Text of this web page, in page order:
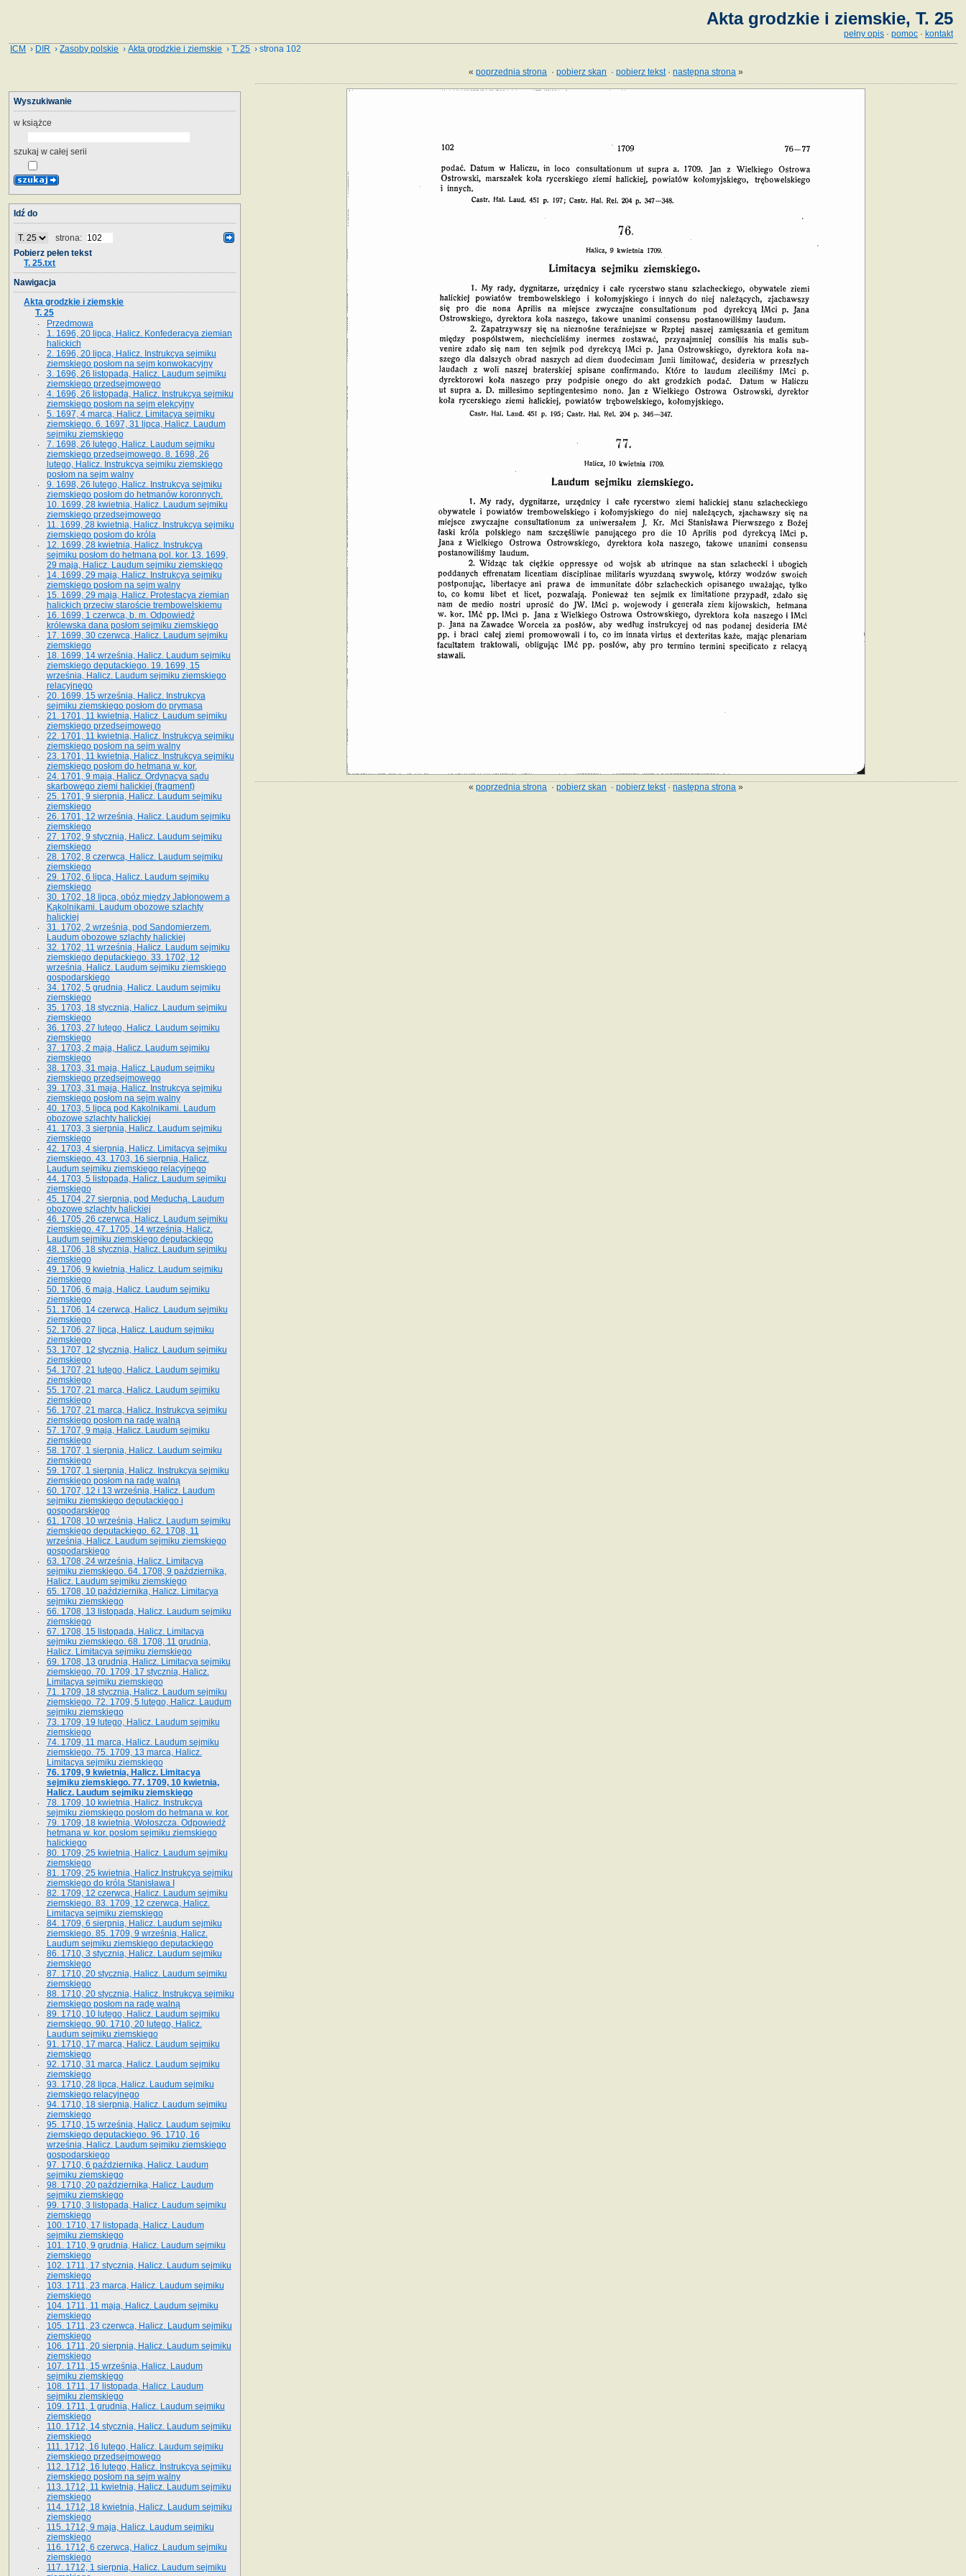
Akta grodzkie i ziemskie, T. 25
pełny opis · pomoc · kontakt
ICM › DIR ›Zasoby polskie ›Akta grodzkie i ziemskie ›T. 25 › strona 102
«poprzednia strona ·pobierz skan ·pobierz tekst·następna strona »
«poprzednia strona ·pobierz skan ·pobierz tekst·następna strona »
Wyszukiwanie
w książce
szukaj w całej serii
Idź do
strona:
Pobierz pełen tekst
T. 25.txt
Nawigacja
Akta grodzkie i ziemskie
T. 25
Przedmowa
1. 1696, 20 lipca, Halicz. Konfederacya ziemian
halickich
2. 1696, 20 lipca, Halicz. Instrukcya sejmiku
ziemskiego posłom na sejm konwokacyjny
3. 1696, 26 listopada, Halicz. Laudum sejmiku
ziemskiego przedsejmowego
4. 1696, 26 listopada, Halicz. Instrukcya sejmiku
ziemskiego posłom na sejm elekcyjny
5. 1697, 4 marca, Halicz. Limitacya sejmiku
ziemskiego. 6. 1697, 31 lipca, Halicz. Laudum
sejmiku ziemskiego
7. 1698, 26 lutego, Halicz. Laudum sejmiku
ziemskiego przedsejmowego. 8. 1698, 26
lutego, Halicz. Instrukcya sejmiku ziemskiego
posłom na sejm walny
9. 1698, 26 lutego, Halicz. Instrukcya sejmiku
ziemskiego posłom do hetmanów koronnych.
10. 1699, 28 kwietnia, Halicz. Laudum sejmiku
ziemskiego przedsejmowego
11. 1699, 28 kwietnia, Halicz. Instrukcya sejmiku
ziemskiego posłom do króla
12. 1699, 28 kwietnia, Halicz. Instrukcya
sejmiku posłom do hetmana pol. kor. 13. 1699,
29 maja, Halicz. Laudum sejmiku ziemskiego
14. 1699, 29 maja, Halicz. Instrukcya sejmiku
ziemskiego posłom na sejm walny
15. 1699, 29 maja, Halicz. Protestacya ziemian
halickich przeciw staroście trembowelskiemu
16. 1699, 1 czerwca, b. m. Odpowiedź
królewska dana posłom sejmiku ziemskiego
17. 1699, 30 czerwca, Halicz. Laudum sejmiku
ziemskiego
18. 1699, 14 września, Halicz. Laudum sejmiku
ziemskiego deputackiego. 19. 1699, 15
września, Halicz. Laudum sejmiku ziemskiego
relacyjnego
20. 1699, 15 września, Halicz. Instrukcya
sejmiku ziemskiego posłom do prymasa
21. 1701, 11 kwietnia, Halicz. Laudum sejmiku
ziemskiego przedsejmowego
22. 1701, 11 kwietnia, Halicz. Instrukcya sejmiku
ziemskiego posłom na sejm walny
23. 1701, 11 kwietnia, Halicz. Instrukcya sejmiku
ziemskiego posłom do hetmana w. kor.
24. 1701, 9 maja, Halicz. Ordynacya sądu
skarbowego ziemi halickiej (fragment)
25. 1701, 9 sierpnia, Halicz. Laudum sejmiku
ziemskiego
26. 1701, 12 września, Halicz. Laudum sejmiku
ziemskiego
27. 1702, 9 stycznia, Halicz. Laudum sejmiku
ziemskiego
28. 1702, 8 czerwca, Halicz. Laudum sejmiku
ziemskiego
29. 1702, 6 lipca, Halicz. Laudum sejmiku
ziemskiego
30. 1702, 18 lipca, obóz między Jabłonowem a
Kąkolnikami. Laudum obozowe szlachty
halickiej
31. 1702, 2 września, pod Sandomierzem.
Laudum obozowe szlachty halickiej
32. 1702, 11 września, Halicz. Laudum sejmiku
ziemskiego deputackiego. 33. 1702, 12
września, Halicz. Laudum sejmiku ziemskiego
gospodarskiego
34. 1702, 5 grudnia, Halicz. Laudum sejmiku
ziemskiego
35. 1703, 18 stycznia, Halicz. Laudum sejmiku
ziemskiego
36. 1703, 27 lutego, Halicz. Laudum sejmiku
ziemskiego
37. 1703, 2 maja, Halicz. Laudum sejmiku
ziemskiego
38. 1703, 31 maja, Halicz. Laudum sejmiku
ziemskiego przedsejmowego
39. 1703, 31 maja, Halicz. Instrukcya sejmiku
ziemskiego posłom na sejm walny
40. 1703, 5 lipca pod Kąkolnikami. Laudum
obozowe szlachty halickiej
41­. 1703, 3 sierpnia, Halicz. Laudum sejmiku
ziemskiego
42. 1703, 4 sierpnia, Halicz. Limitacya sejmiku
ziemskiego. 43. 1703, 16 sierpnia, Halicz.
Laudum sejmiku ziemskiego relacyjnego
44. 1703, 5 listopada, Halicz. Laudum sejmiku
ziemskiego
45. 1704, 27 sierpnia, pod Meduchą. Laudum
obozowe szlachty halickiej
46. 1705, 26 czerwca, Halicz. Laudum sejmiku
ziemskiego. 47. 1705, 14 września, Halicz.
Laudum sejmiku ziemskiego deputackiego
48. 1706, 18 stycznia, Halicz. Laudum sejmiku
ziemskiego
49. 1706, 9 kwietnia, Halicz. Laudum sejmiku
ziemskiego
50. 1706, 6 maja, Halicz. Laudum sejmiku
ziemskiego
51. 1706, 14 czerwca, Halicz. Laudum sejmiku
ziemskiego
52. 1706, 27 lipca, Halicz. Laudum sejmiku
ziemskiego
53. 1707, 12 stycznia, Halicz. Laudum sejmiku
ziemskiego
54. 1707, 21 lutego, Halicz. Laudum sejmiku
ziemskiego
55. 1707, 21 marca, Halicz. Laudum sejmiku
ziemskiego
56. 1707, 21 marca, Halicz. Instrukcya sejmiku
ziemskiego posłom na radę walną
57. 1707, 9 maja, Halicz. Laudum sejmiku
ziemskiego
58. 1707, 1 sierpnia, Halicz. Laudum sejmiku
ziemskiego
59. 1707, 1 sierpnia, Halicz. Instrukcya sejmiku
ziemskiego posłom na radę walną
60. 1707, 12 i 13 września, Halicz. Laudum
sejmiku ziemskiego deputackiego i
gospodarskiego
61. 1708, 10 września, Halicz. Laudum sejmiku
ziemskiego deputackiego. 62. 1708, 11
września, Halicz. Laudum sejmiku ziemskiego
gospodarskiego
63. 1708, 24 września, Halicz. Limitacya
sejmiku ziemskiego. 64. 1708, 9 października,
Halicz. Laudum sejmiku ziemskiego
65­. 1708, 10 października, Halicz. Limitacya
sejmiku ziemskiego
66. 1708, 13 listopada, Halicz. Laudum sejmiku
ziemskiego
67. 1708, 15 listopada, Halicz. Limitacya
sejmiku ziemskiego. 68. 1708, 11 grudnia,
Halicz. Limitacya sejmiku ziemskiego
69. 1708, 13 grudnia, Halicz. Limitacya sejmiku
ziemskiego. 70. 1709, 17 stycznia, Halicz.
Limitacya sejmiku ziemskiego
71. 1709, 18 stycznia, Halicz. Laudum sejmiku
ziemskiego. 72. 1709, 5 lutego, Halicz. Laudum
sejmiku ziemskiego
73. 1709, 19 lutego, Halicz. Laudum sejmiku
ziemskiego
74. 1709, 11 marca, Halicz. Laudum sejmiku
ziemskiego. 75. 1709, 13 marca, Halicz.
Limitacya sejmiku ziemskiego
76. 1709, 9 kwietnia, Halicz. Limitacya
sejmiku ziemskiego. 77. 1709, 10 kwietnia,
Halicz. Laudum sejmiku ziemskiego
78. 1709, 10 kwietnia, Halicz. Instrukcya
sejmiku ziemskiego posłom do hetmana w. kor.
79. 1709, 18 kwietnia, Wołoszcza. Odpowiedź
hetmana w. kor. posłom sejmiku ziemskiego
halickiego
80. 1709, 25 kwietnia, Halicz. Laudum sejmiku
ziemskiego
81. 1709, 25 kwietnia, Halicz.Instrukcya sejmiku
ziemskiego do króla Stanisława I
82. 1709, 12 czerwca, Halicz. Laudum sejmiku
ziemskiego. 83. 1709, 12 czerwca, Halicz.
Limitacya sejmiku ziemskiego
84. 1709, 6 sierpnia, Halicz. Laudum sejmiku
ziemskiego. 85. 1709, 9 września, Halicz.
Laudum sejmiku ziemskiego deputackiego
86. 1710, 3 stycznia, Halicz. Laudum sejmiku
ziemskiego
87. 1710, 20 stycznia, Halicz. Laudum sejmiku
ziemskiego
88. 1710, 20 stycznia, Halicz. Instrukcya sejmiku
ziemskiego posłom na radę walną
89. 1710, 10 lutego, Halicz. Laudum sejmiku
ziemskiego. 90. 1710, 20 lutego, Halicz.
Laudum sejmiku ziemskiego
91. 1710, 17 marca, Halicz. Laudum sejmiku
ziemskiego
92. 1710, 31 marca, Halicz. Laudum sejmiku
ziemskiego
93. 1710, 28 lipca, Halicz. Laudum sejmiku
ziemskiego relacyjnego
94. 1710, 18 sierpnia, Halicz. Laudum sejmiku
ziemskiego
95. 1710, 15 września, Halicz. Laudum sejmiku
ziemskiego deputackiego. 96. 1710, 16
września, Halicz. Laudum sejmiku ziemskiego
gospodarskiego
97. 1710, 6 października, Halicz. Laudum
sejmiku ziemskiego
98. 1710, 20 października, Halicz. Laudum
sejmiku ziemskiego
99. 1710, 3 listopada, Halicz. Laudum sejmiku
ziemskiego
100. 1710, 17 listopada, Halicz. Laudum
sejmiku ziemskiego
101. 1710, 9 grudnia, Halicz. Laudum sejmiku
ziemskiego
102. 1711, 17 stycznia, Halicz. Laudum sejmiku
ziemskiego
103. 1711, 23 marca, Halicz. Laudum sejmiku
ziemskiego
104. 1711, 11 maja, Halicz. Laudum sejmiku
ziemskiego
105. 1711, 23 czerwca, Halicz. Laudum sejmiku
ziemskiego
106. 1711, 20 sierpnia, Halicz. Laudum sejmiku
ziemskiego
107. 1711, 15 września, Halicz. Laudum
sejmiku ziemskiego
108. 1711, 17 listopada, Halicz. Laudum
sejmiku ziemskiego
109. 1711, 1 grudnia, Halicz. Laudum sejmiku
ziemskiego
110. 1712, 14 stycznia, Halicz. Laudum sejmiku
ziemskiego
111. 1712, 16 lutego, Halicz. Laudum sejmiku
ziemskiego przedsejmowego
112. 1712, 16 lutego, Halicz. Instrukcya sejmiku
ziemskiego posłom na sejm walny
113. 1712, 11 kwietnia, Halicz. Laudum sejmiku
ziemskiego
114. 1712, 18 kwietnia, Halicz. Laudum sejmiku
ziemskiego
115. 1712, 9 maja, Halicz. Laudum sejmiku
ziemskiego
116. 1712, 6 czerwca, Halicz. Laudum sejmiku
ziemskiego
117. 1712, 1 sierpnia, Halicz. Laudum sejmiku